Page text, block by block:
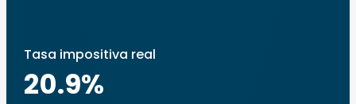
Tasa impositiva real
20.9%